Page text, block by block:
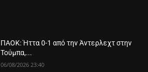
ΠΑΟΚ: Ήττα 0-1 από την Άντερλεχτ στην
Τούμπα,...
06/08/2026 23:40